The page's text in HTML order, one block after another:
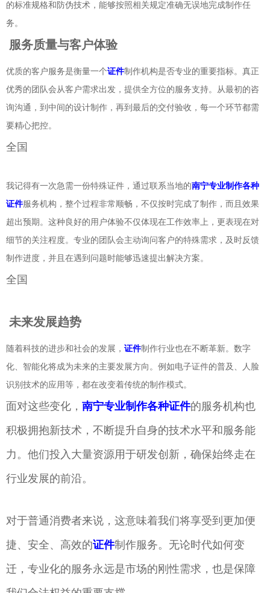
的标准规格和防伪技术，能够按照相关规定准确无误地完成制作任
务。
服务质量与客户体验
优质的客户服务是衡量一个证件制作机构是否专业的重要指标。真正
优秀的团队会从客户需求出发，提供全方位的服务支持。从最初的咨
询沟通，到中间的设计制作，再到最后的交付验收，每一个环节都需
要精心把控。
全国
我记得有一次急需一份特殊证件，通过联系当地的南宁专业制作各种
证件服务机构，整个过程非常顺畅，不仅按时完成了制作，而且效果
超出预期。这种良好的用户体验不仅体现在工作效率上，更表现在对
细节的关注程度。专业的团队会主动询问客户的特殊需求，及时反馈
制作进度，并且在遇到问题时能够迅速提出解决方案。
全国
未来发展趋势
随着科技的进步和社会的发展， 证件制作行业也在不断革新。数字
化、智能化将成为未来的主要发展方向。例如电子证件的普及、人脸
识别技术的应用等，都在改变着传统的制作模式。
面对这些变化， 南宁专业制作各种证件的服务机构也
积极拥抱新技术，不断提升自身的技术水平和服务能
力。他们投入大量资源用于研发创新，确保始终走在
行业发展的前沿。
对于普通消费者来说，这意味着我们将享受到更加便
捷、安全、高效的证件制作服务。无论时代如何变
迁，专业化的服务永远是市场的刚性需求，也是保障